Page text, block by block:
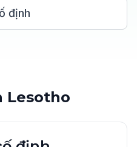
định
Lesotho